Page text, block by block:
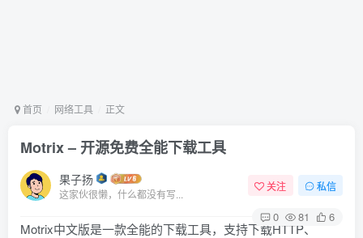
首页 网络工具 正文
Motrix – 开源免费全能下载工具
果子扬
这家伙很懒，什么都没有写...
关注 私信
0 81 6
Motrix中文版是一款全能的下载工具，支持下载HTTP、